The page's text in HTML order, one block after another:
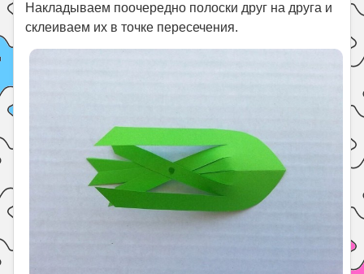
Накладываем поочередно полоски друг на друга и
склеиваем их в точке пересечения.